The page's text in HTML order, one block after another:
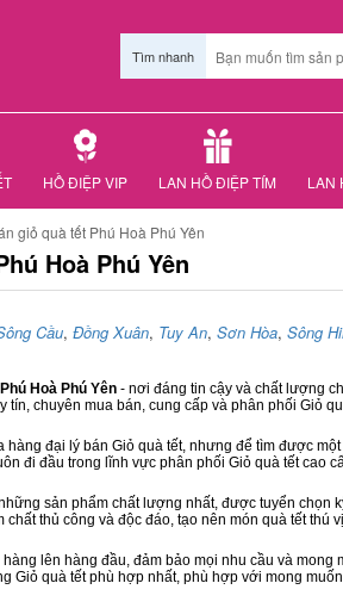
Tìm nhanh
HỒ ĐIỆP VIP LAN HỒ ĐIỆP TÍM LAN
giỏ quà tết Phú Hoà Phú Yên
Hoà Phú Yên
Cầu, Đồng Xuân, Tuy An, Sơn Hòa, Sông
Hoà Phú Yên - nơi đáng tin cậy và chất lượng
chuyên mua bán, cung cấp và phân phối Giỏ
hàng đại lý bán Giỏ quà tết, nhưng để tìm được
đi đầu trong lĩnh vực phân phối Giỏ quà tết cao
sản phẩm chất lượng nhất, được tuyển
chất thủ công và độc đáo, tạo nên món quà tết
lên hàng đầu, đảm bảo mọi nhu cầu và
Giỏ quà tết phù hợp nhất, phù hợp với mong